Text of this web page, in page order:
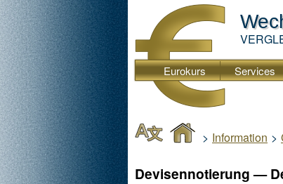
Eurokurs Services
> Information >
Devisennotierung —